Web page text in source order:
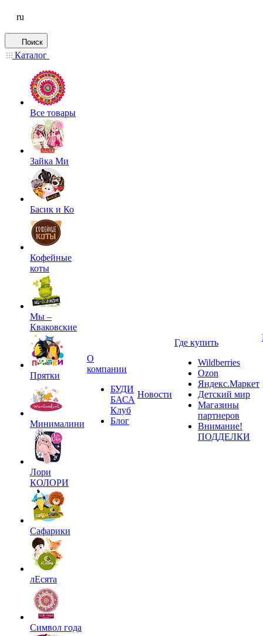
ru
Поиск
Каталог
Все товары
Зайка Ми
Басик и Ко
Кофейные
коты
Мы –
Кваковские
Прятки
Минималини
Лори
КОЛОРИ
Сафарики
лЕсята
Символ года
О
компании
БУДИ
БАСА
Клуб
Блог
Новости
Где купить
Wildberries
Ozon
Яндекс.Маркет
Детский мир
Магазины
партнеров
Внимание!
ПОДДЕЛКИ